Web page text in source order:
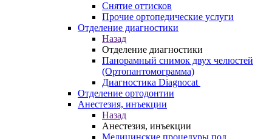
Снятие оттисков
Прочие ортопедические услуги
Отделение диагностики
Назад
Отделение диагностики
Панорамный снимок двух челюстей
(Ортопантомограмма)
Диагностика Diagnocat
Отделение ортодонтии
Анестезия, инъекции
Назад
Анестезия, инъекции
Медицинские процедуры под